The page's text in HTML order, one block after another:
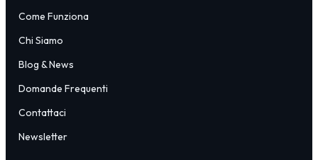
Come Funziona
Chi Siamo
Blog & News
Domande Frequenti
Contattaci
Newsletter